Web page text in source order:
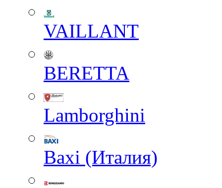
VAILLANT
BERETTA
Lamborghini
Baxi (Италия)